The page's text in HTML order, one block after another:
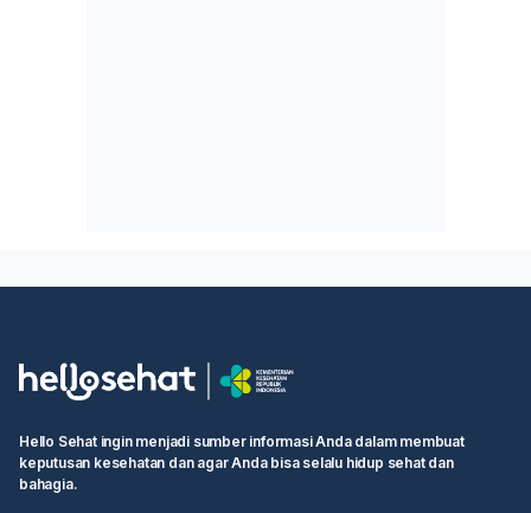
Hello Sehat ingin menjadi sumber informasi Anda dalam membuat
keputusan kesehatan dan agar Anda bisa selalu hidup sehat dan
bahagia.